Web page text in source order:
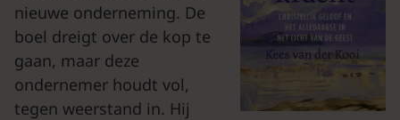
nieuwe onderneming. De
boel dreigt over de kop te
gaan, maar deze
ondernemer houdt vol,
tegen weerstand in. Hij